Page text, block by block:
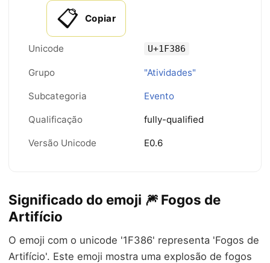
📋 Copiar
Unicode U+1F386
Grupo "Atividades"
Subcategoria Evento
Qualificação fully-qualified
Versão Unicode E0.6
Significado do emoji 🎆 Fogos de
Artifício
O emoji com o unicode '1F386' representa 'Fogos de
Artifício'. Este emoji mostra uma explosão de fogos